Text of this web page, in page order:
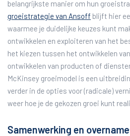
belangrijkste manier om hun
groeistrategie van Ansoff blijft hier
waarmee je duidelijke keuzes kunt
ontwikkelen en exploiteren van het
het kiezen tussen het ontwikkelen
ontwikkelen van producten of
McKinsey groeimodel is een
verder in de opties voor (radicale)
weer hoe je de gekozen groei kunt
Samenwerking en